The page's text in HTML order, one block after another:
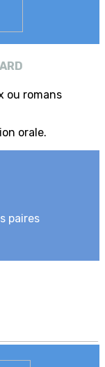
ou romans
orale.
paires